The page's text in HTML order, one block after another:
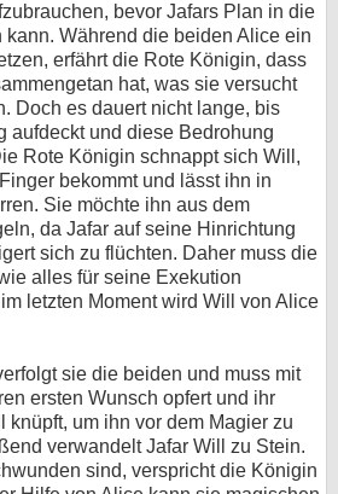
bevor Jafars Plan in die
kann. Während die beiden Alice ein
erfährt die Rote Königin, dass
hat, was sie versucht
Doch es dauert nicht lange, bis
aufdeckt und diese Bedrohung
Rote Königin schnappt sich Will,
bekommt und lässt ihn in
Sie möchte ihn aus dem
da Jafar auf seine Hinrichtung
sich zu flüchten. Daher muss die
alles für seine Exekution
letzten Moment wird Will von Alice
sie die beiden und muss mit
ersten Wunsch opfert und ihr
knüpft, um ihn vor dem Magier zu
verwandelt Jafar Will zu Stein.
sind, verspricht die Königin